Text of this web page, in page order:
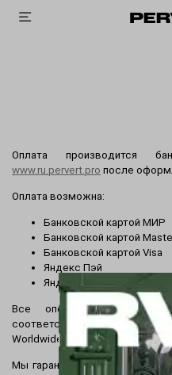
Оплата производится
www.ru.pervert.pro после
Оплата возможна:
Банковской картой МИР
Банковской картой
Банковской картой Visa
Яндекс Пэй
Яндекс. Сплит (оплата
Все операции с
соответствии с
Worldwide, карты МИР
Мы гарантируем